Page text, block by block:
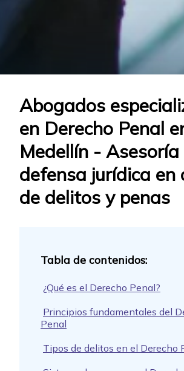
Abogados
en Derecho Penal
Medellín -
defensa jurídica en
de delitos y penas
¿Qué es el Derecho Penal?
Principios fundamentales del
Penal
Tipos de delitos en el Derecho